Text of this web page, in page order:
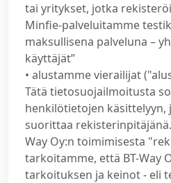
tai yritykset, jotka
Minfie-palveluitamme
maksullisena palveluna –
käyttäjät”
• alustamme vierailijat
Tätä tietosuojailmoitusta
henkilötietojen käsittelyyn,
suorittaa
Way Oy:n toimimisesta
tarkoitamme, että BT-Way
tarkoituksen ja keinot - eli